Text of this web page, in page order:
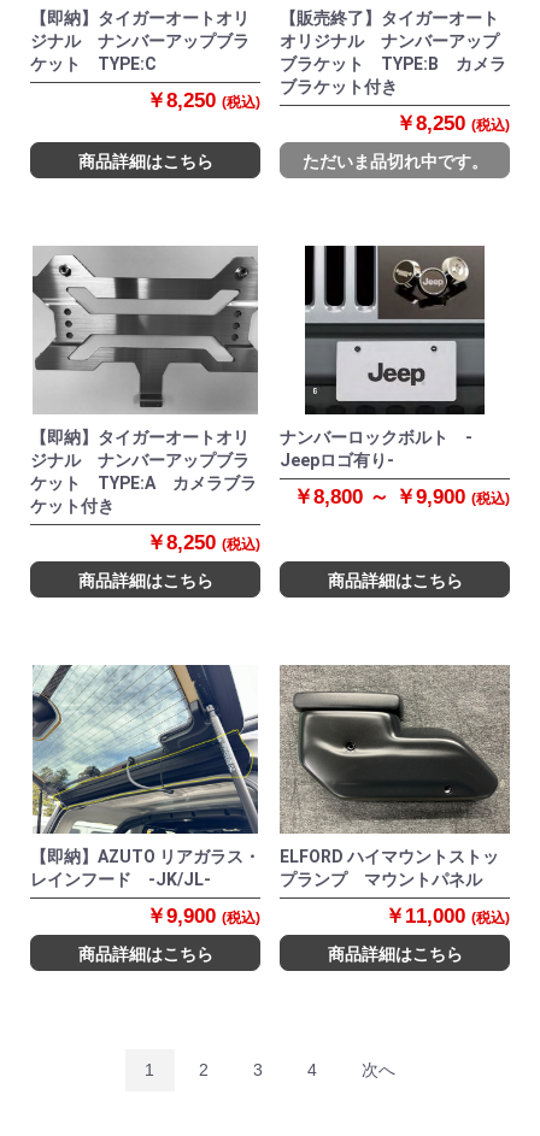
【即納】タイガーオートオリ
ジナル ナンバーアップブラ
ケット TYPE:C
￥8,250 (税込)
商品詳細はこちら
【販売終了】タイガーオート
オリジナル ナンバーアップ
ブラケット TYPE:B カメラ
ブラケット付き
￥8,250 (税込)
ただいま品切れ中です。
【即納】タイガーオートオリ
ジナル ナンバーアップブラ
ケット TYPE:A カメラブラ
ケット付き
￥8,250 (税込)
商品詳細はこちら
ナンバーロックボルト -
Jeepロゴ有り-
￥8,800 ～ ￥9,900 (税込)
商品詳細はこちら
【即納】AZUTO リアガラス・
レインフード -JK/JL-
￥9,900 (税込)
商品詳細はこちら
ELFORD ハイマウントストッ
プランプ マウントパネル
￥11,000 (税込)
商品詳細はこちら
1 2 3 4 次へ